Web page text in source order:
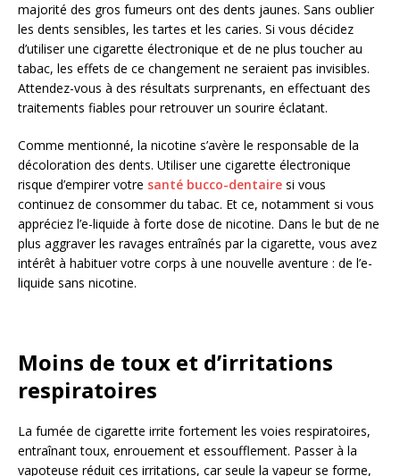
majorité des gros fumeurs ont des dents jaunes. Sans oublier
les dents sensibles, les tartes et les caries. Si vous décidez
d’utiliser une cigarette électronique et de ne plus toucher au
tabac, les effets de ce changement ne seraient pas invisibles.
Attendez-vous à des résultats surprenants, en effectuant des
traitements fiables pour retrouver un sourire éclatant.
Comme mentionné, la nicotine s’avère le responsable de la
décoloration des dents. Utiliser une cigarette électronique
risque d’empirer votre santé bucco-dentaire si vous
continuez de consommer du tabac. Et ce, notamment si vous
appréciez l’e-liquide à forte dose de nicotine. Dans le but de ne
plus aggraver les ravages entraînés par la cigarette, vous avez
intérêt à habituer votre corps à une nouvelle aventure : de l’e-
liquide sans nicotine.
Moins de toux et d’irritations
respiratoires
La fumée de cigarette irrite fortement les voies respiratoires,
entraînant toux, enrouement et essoufflement. Passer à la
vapoteuse réduit ces irritations, car seule la vapeur se forme,